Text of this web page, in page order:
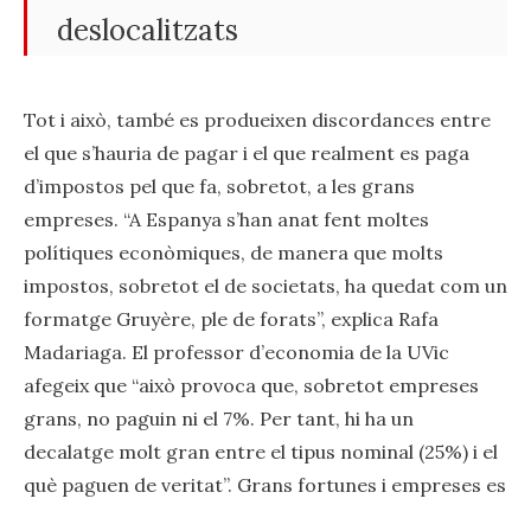
deslocalitzats
Tot i això, també es produeixen discordances entre
el que s’hauria de pagar i el que realment es paga
d’impostos pel que fa, sobretot, a les grans
empreses. “A Espanya s’han anat fent moltes
polítiques econòmiques, de manera que molts
impostos, sobretot el de societats, ha quedat com un
formatge Gruyère, ple de forats”, explica Rafa
Madariaga. El professor d’economia de la UVic
afegeix que “això provoca que, sobretot empreses
grans, no paguin ni el 7%. Per tant, hi ha un
decalatge molt gran entre el tipus nominal (25%) i el
què paguen de veritat”. Grans fortunes i empreses es